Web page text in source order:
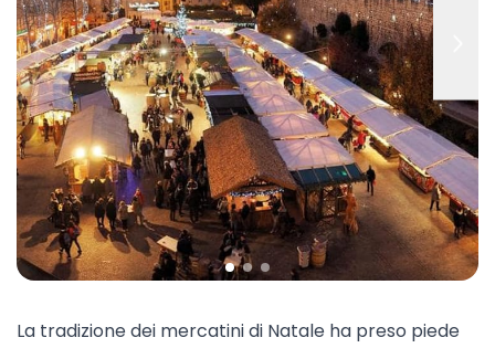
La tradizione dei mercatini di Natale ha preso piede